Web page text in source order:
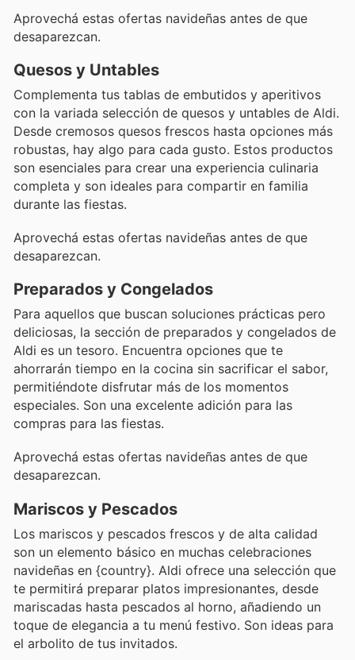
Aprovechá estas ofertas navideñas antes de que
desaparezcan.
Quesos y Untables
Complementa tus tablas de embutidos y aperitivos
con la variada selección de quesos y untables de Aldi.
Desde cremosos quesos frescos hasta opciones más
robustas, hay algo para cada gusto. Estos productos
son esenciales para crear una experiencia culinaria
completa y son ideales para compartir en familia
durante las fiestas.
Aprovechá estas ofertas navideñas antes de que
desaparezcan.
Preparados y Congelados
Para aquellos que buscan soluciones prácticas pero
deliciosas, la sección de preparados y congelados de
Aldi es un tesoro. Encuentra opciones que te
ahorrarán tiempo en la cocina sin sacrificar el sabor,
permitiéndote disfrutar más de los momentos
especiales. Son una excelente adición para las
compras para las fiestas.
Aprovechá estas ofertas navideñas antes de que
desaparezcan.
Mariscos y Pescados
Los mariscos y pescados frescos y de alta calidad
son un elemento básico en muchas celebraciones
navideñas en {country}. Aldi ofrece una selección que
te permitirá preparar platos impresionantes, desde
mariscadas hasta pescados al horno, añadiendo un
toque de elegancia a tu menú festivo. Son ideas para
el arbolito de tus invitados.